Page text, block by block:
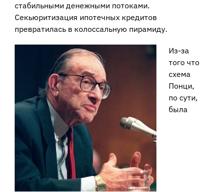
стабильными денежными потоками.
Секьюритизация ипотечных кредитов
превратилась в колоссальную пирамиду.
Из-за
того что
схема
Понци,
по сути,
была